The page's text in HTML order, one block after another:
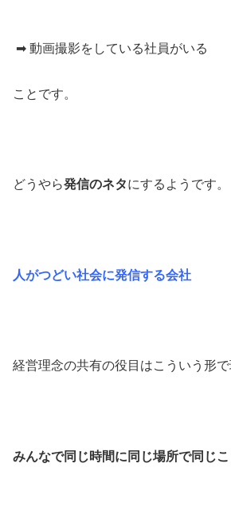
➡ 動画撮影をしている社員がいる
ことです。
どうやら発信のネタにするようです。
人がつどい社会に発信する会社
経営理念の共有の役目はこういう形で
みんなで同じ時間に同じ場所で同じ